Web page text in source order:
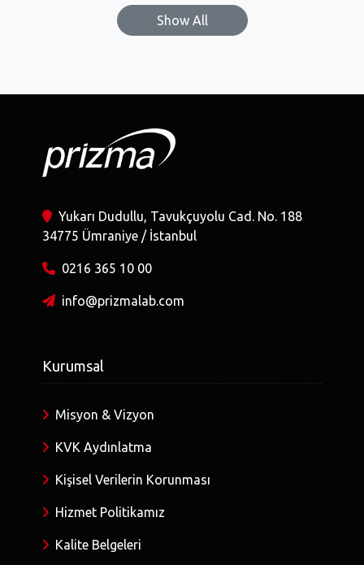
Show All
Yukarı Dudullu, Tavukçuyolu Cad. No. 188
34775 Ümraniye / İstanbul
0216 365 10 00
info@prizmalab.com
Kurumsal
Misyon & Vizyon
KVK Aydınlatma
Kişisel Verilerin Korunması
Hizmet Politikamız
Kalite Belgeleri